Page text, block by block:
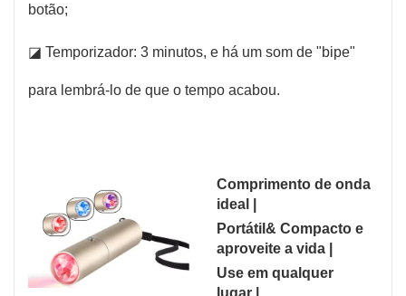
botão;
◪ Temporizador: 3 minutos, e há um som de "bipe"
para lembrá-lo de que o tempo acabou.
Comprimento de onda
ideal |
Portátil& Compacto e
aproveite a vida |
Use em qualquer
lugar |